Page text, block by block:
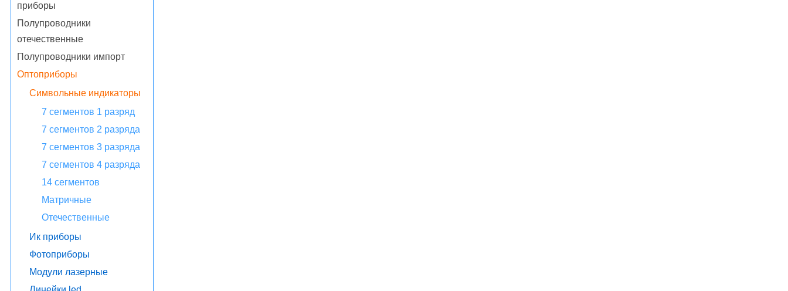
приборы
Полупроводники
отечественные
Полупроводники импорт
Оптоприборы
Символьные индикаторы
7 сегментов 1 разряд
7 сегментов 2 разряда
7 сегментов 3 разряда
7 сегментов 4 разряда
14 сегментов
Матричные
Отечественные
Ик приборы
Фотоприборы
Модули лазерные